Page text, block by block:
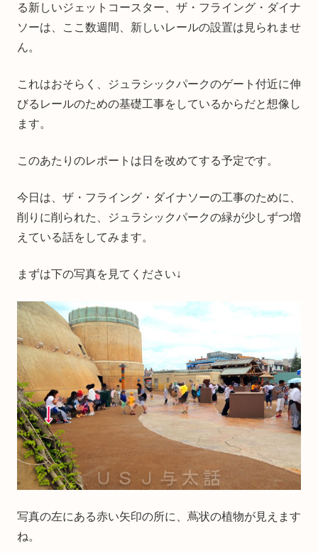
る新しいジェットコースター、ザ・フライング・ダイナ
ソーは、ここ数週間、新しいレールの設置は見られませ
ん。
これはおそらく、ジュラシックパークのゲート付近に伸
びるレールのための基礎工事をしているからだと想像し
ます。
このあたりのレポートは日を改めてする予定です。
今日は、ザ・フライング・ダイナソーの工事のために、
削りに削られた、ジュラシックパークの緑が少しずつ増
えている話をしてみます。
まずは下の写真を見てください↓
写真の左にある赤い矢印の所に、蔦状の植物が見えます
ね。